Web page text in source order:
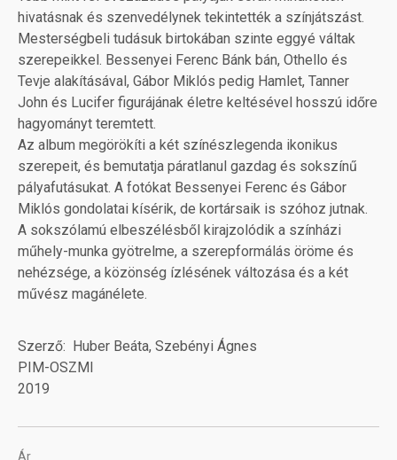
hivatásnak és szenvedélynek tekintették a színjátszást.
Mesterségbeli tudásuk birtokában szinte eggyé váltak
szerepeikkel. Bessenyei Ferenc Bánk bán, Othello és
Tevje alakításával, Gábor Miklós pedig Hamlet, Tanner
John és Lucifer figurájának életre keltésével hosszú időre
hagyományt teremtett.
Az album megörökíti a két színészlegenda ikonikus
szerepeit, és bemutatja páratlanul gazdag és sokszínű
pályafutásukat. A fotókat Bessenyei Ferenc és Gábor
Miklós gondolatai kísérik, de kortársaik is szóhoz jutnak.
A sokszólamú elbeszélésből kirajzolódik a színházi
műhely-munka gyötrelme, a szerepformálás öröme és
nehézsége, a közönség ízlésének változása és a két
művész magánélete.
Szerző
Huber Beáta, Szebényi Ágnes
PIM-OSZMI
2019
Ár